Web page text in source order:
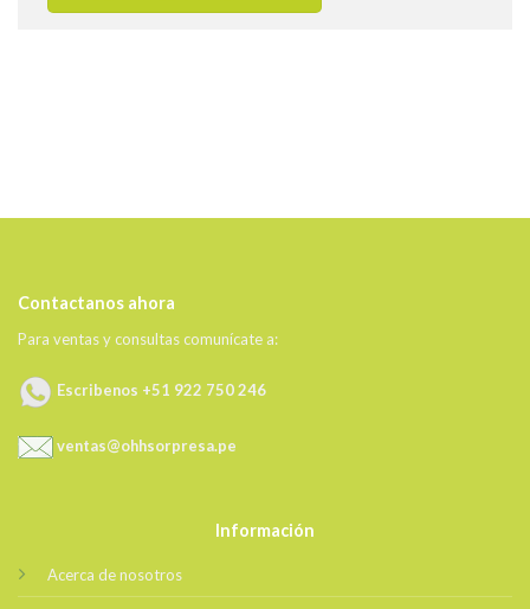
Contactanos ahora
Para ventas y consultas comunícate a:
Escribenos +51 922 750 246
ventas@ohhsorpresa.pe
Información
Acerca de nosotros